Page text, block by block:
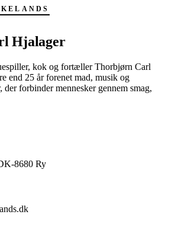
Hjalager
kok og fortæller Thorbjørn Carl
end 25 år forenet mad, musik og
der forbinder mennesker gennem smag,
8680 Ry